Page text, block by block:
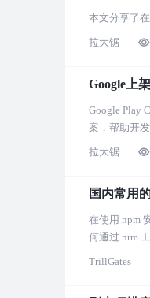
本文分享了
拉大锯
Google上
Google Play
案，帮助开
拉大锯
国内常用
在使用 npm
何通过 nrm
TrillGates